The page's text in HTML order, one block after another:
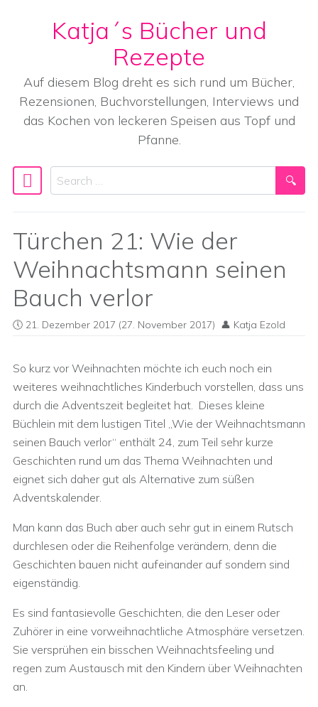
Skip to content
Katja´s Bücher und
Rezepte
Auf diesem Blog dreht es sich rund um Bücher,
Rezensionen, Buchvorstellungen, Interviews und
das Kochen von leckeren Speisen aus Topf und
Pfanne.
Main Navigation
Search
Türchen 21: Wie der
Weihnachtsmann seinen
Bauch verlor
21. Dezember 2017 (27. November 2017) Katja Ezold
So kurz vor Weihnachten möchte ich euch noch ein
weiteres weihnachtliches Kinderbuch vorstellen, dass uns
durch die Adventszeit begleitet hat. Dieses kleine
Büchlein mit dem lustigen Titel „Wie der Weihnachtsmann
seinen Bauch verlor“ enthält 24, zum Teil sehr kurze
Geschichten rund um das Thema Weihnachten und
eignet sich daher gut als Alternative zum süßen
Adventskalender.
Man kann das Buch aber auch sehr gut in einem Rutsch
durchlesen oder die Reihenfolge verändern, denn die
Geschichten bauen nicht aufeinander auf sondern sind
eigenständig.
Es sind fantasievolle Geschichten, die den Leser oder
Zuhörer in eine vorweihnachtliche Atmosphäre versetzen.
Sie versprühen ein bisschen Weihnachtsfeeling und
regen zum Austausch mit den Kindern über Weihnachten
an.